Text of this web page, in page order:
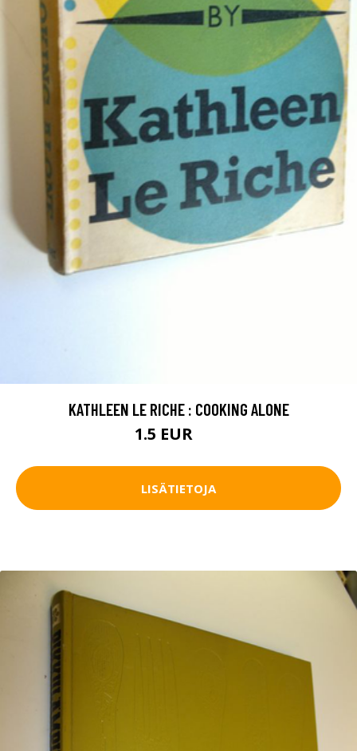
KATHLEEN LE RICHE : COOKING ALONE
1.5 EUR
LISÄTIETOJA